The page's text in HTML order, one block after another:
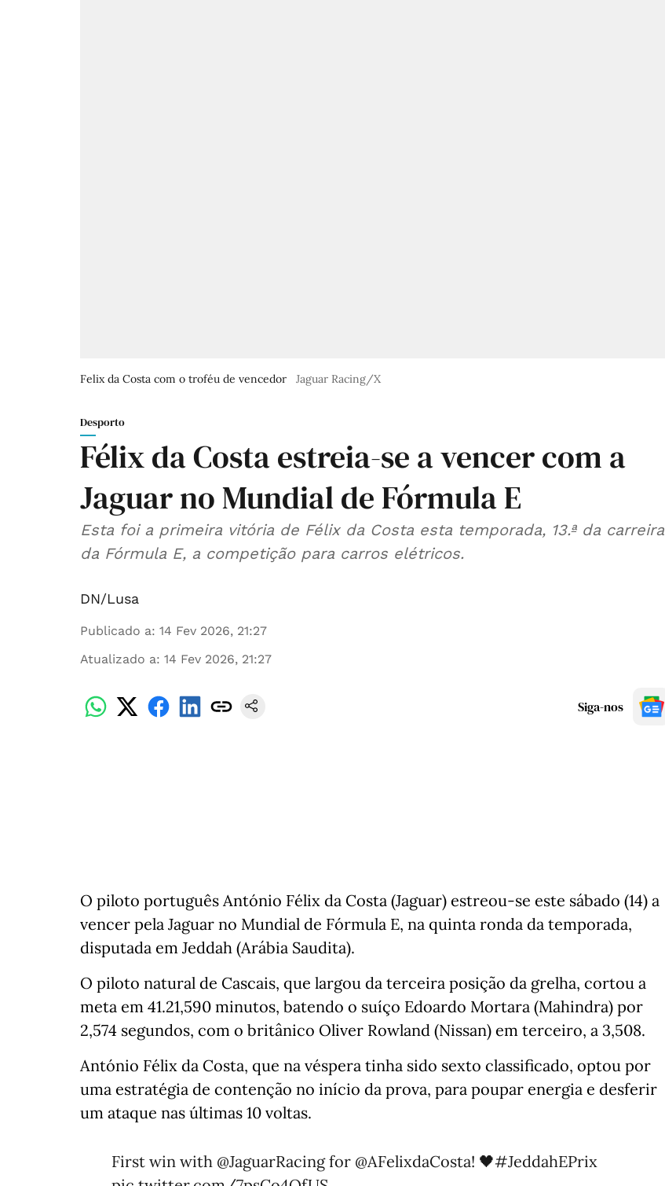
Felix da Costa com o troféu de vencedor Jaguar Racing/X
Desporto
Félix da Costa estreia-se a vencer com a
Jaguar no Mundial de Fórmula E
Esta foi a primeira vitória de Félix da Costa esta temporada, 13.ª da carreira
da Fórmula E, a competição para carros elétricos.
DN/Lusa
Publicado a: 14 Fev 2026, 21:27
Atualizado a: 14 Fev 2026, 21:27
Siga-nos
O piloto português António Félix da Costa (Jaguar) estreou-se este sábado (14) a
vencer pela Jaguar no Mundial de Fórmula E, na quinta ronda da temporada,
disputada em Jeddah (Arábia Saudita).
O piloto natural de Cascais, que largou da terceira posição da grelha, cortou a
meta em 41.21,590 minutos, batendo o suíço Edoardo Mortara (Mahindra) por
2,574 segundos, com o britânico Oliver Rowland (Nissan) em terceiro, a 3,508.
António Félix da Costa, que na véspera tinha sido sexto classificado, optou por
uma estratégia de contenção no início da prova, para poupar energia e desferir
um ataque nas últimas 10 voltas.
First win with @JaguarRacingfor @AFelixdaCosta! 🖤#JeddahEPrix